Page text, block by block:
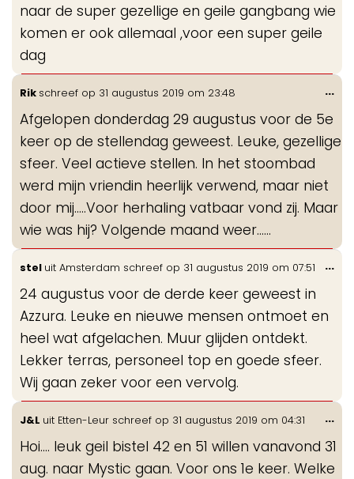
naar de super gezellige en geile gangbang wie
komen er ook allemaal ,voor een super geile
dag
Rik schreef op 31 augustus 2019 om 23:48
Afgelopen donderdag 29 augustus voor de 5e
keer op de stellendag geweest. Leuke, gezellige
sfeer. Veel actieve stellen. In het stoombad
werd mijn vriendin heerlijk verwend, maar niet
door mij.....Voor herhaling vatbaar vond zij. Maar
wie was hij? Volgende maand weer......
...
stel uit Amsterdam schreef op 31 augustus 2019 om 07:51
24 augustus voor de derde keer geweest in
Azzura. Leuke en nieuwe mensen ontmoet en
heel wat afgelachen. Muur glijden ontdekt.
Lekker terras, personeel top en goede sfeer.
Wij gaan zeker voor een vervolg.
...
J&L uit Etten-Leur schreef op 31 augustus 2019 om 04:31
Hoi.... leuk geil bistel 42 en 51 willen vanavond 31
aug. naar Mystic gaan. Voor ons 1e keer. Welke
...